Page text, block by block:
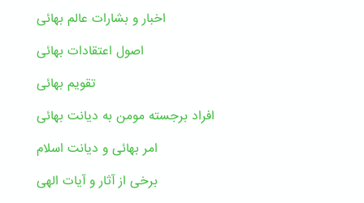
اخبار و بشارات عالم بهائى
اصول اعتقادات بهائی
تقویم بهائی
افراد برجسته مومن به دیانت بهائی
امر بهائی و دیانت اسلام
برخی از آثار و آیات الهی